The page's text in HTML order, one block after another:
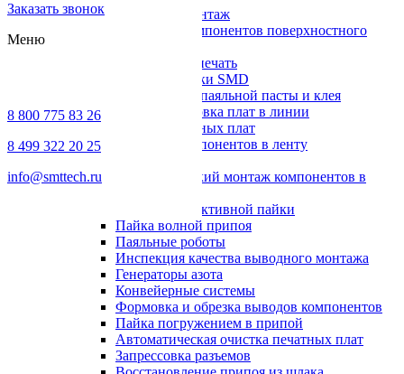
Заказать звонок
Меню
8 800 775 83 26
8 499 322 20 25
info@smttech.ru
Поверхностный монтаж
Установка компонентов поверхностного
Трафаретная печать
Печи для пайки SMD
Дозирование паяльной пасты и клея
Транспортировка плат в линии
Ремонт печатных плат
Упаковка компонентов в ленту
Автоматический монтаж компонентов в
Системы селективной пайки
Пайка волной припоя
Паяльные роботы
Инспекция качества выводного монтажа
Генераторы азота
Конвейерные системы
Формовка и обрезка выводов компонентов
Пайка погружением в припой
Автоматическая очистка печатных плат
Запрессовка разъемов